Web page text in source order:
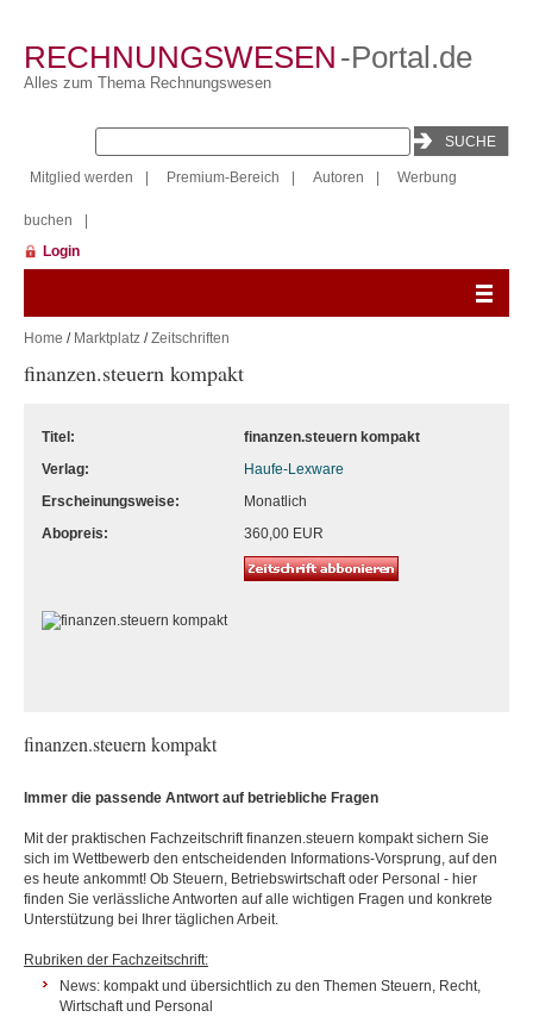
RECHNUNGSWESEN -Portal.de
Alles zum Thema Rechnungswesen
Mitglied werden Premium-Bereich Autoren Werbung
buchen
Login
Home / Marktplatz /Zeitschriften
finanzen.steuern kompakt
Titel:
finanzen.steuern kompakt
Verlag:
Haufe-Lexware
Erscheinungsweise:
Monatlich
Abopreis:
360,00 EUR
finanzen.steuern kompakt
Immer die passende Antwort auf betriebliche Fragen
Mit der praktischen Fachzeitschrift finanzen.steuern kompakt sichern Sie
sich im Wettbewerb den entscheidenden Informations-Vorsprung, auf den
es heute ankommt! Ob Steuern, Betriebswirtschaft oder Personal - hier
finden Sie verlässliche Antworten auf alle wichtigen Fragen und konkrete
Unterstützung bei Ihrer täglichen Arbeit.
Rubriken der Fachzeitschrift:
News: kompakt und übersichtlich zu den Themen Steuern, Recht,
Wirtschaft und Personal